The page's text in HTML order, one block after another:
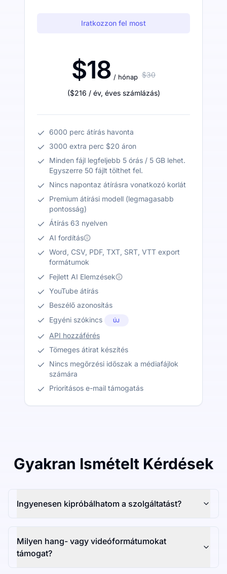
Iratkozzon fel most
$18 / hónap $30
($216 / év, éves számlázás)
6000 perc átírás havonta
3000 extra perc $20 áron
Minden fájl legfeljebb 5 órás / 5 GB lehet.
Egyszerre 50 fájlt tölthet fel.
Nincs napontaz átírásra vonatkozó korlát
Premium átírási modell (legmagasabb
pontosság)
Átírás 63 nyelven
AI fordítás
Word, CSV, PDF, TXT, SRT, VTT export
formátumok
Fejlett AI Elemzések
YouTube átírás
Beszélő azonosítás
Egyéni szókincs
ÚJ
API hozzáférés
Tömeges átirat készítés
Nincs megőrzési időszak a médiafájlok
számára
Prioritásos e-mail támogatás
Gyakran Ismételt Kérdések
Ingyenesen kipróbálhatom a szolgáltatást?
Milyen hang- vagy videóformátumokat
támogat?